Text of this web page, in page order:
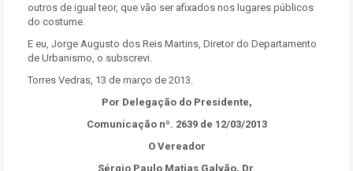
outros de igual teor, que vão ser afixados nos lugares públicos
do costume.
E eu, Jorge Augusto dos Reis Martins, Diretor do Departamento
de Urbanismo, o subscrevi.
Torres Vedras, 13 de março de 2013.
Por Delegação do Presidente,
Comunicação nº. 2639 de 12/03/2013
O Vereador
Sérgio Paulo Matias Galvão, Dr.